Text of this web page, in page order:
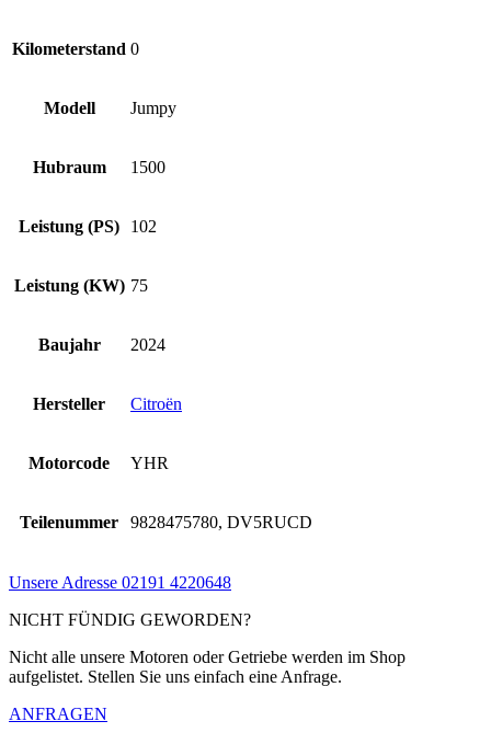
Kilometerstand 0
Modell Jumpy
Hubraum 1500
Leistung (PS) 102
Leistung (KW) 75
Baujahr 2024
Hersteller Citroën
Motorcode YHR
Teilenummer 9828475780, DV5RUCD
Unsere Adresse 02191 4220648
NICHT FÜNDIG GEWORDEN?
Nicht alle unsere Motoren oder Getriebe werden im Shop
aufgelistet. Stellen Sie uns einfach eine Anfrage.
ANFRAGEN